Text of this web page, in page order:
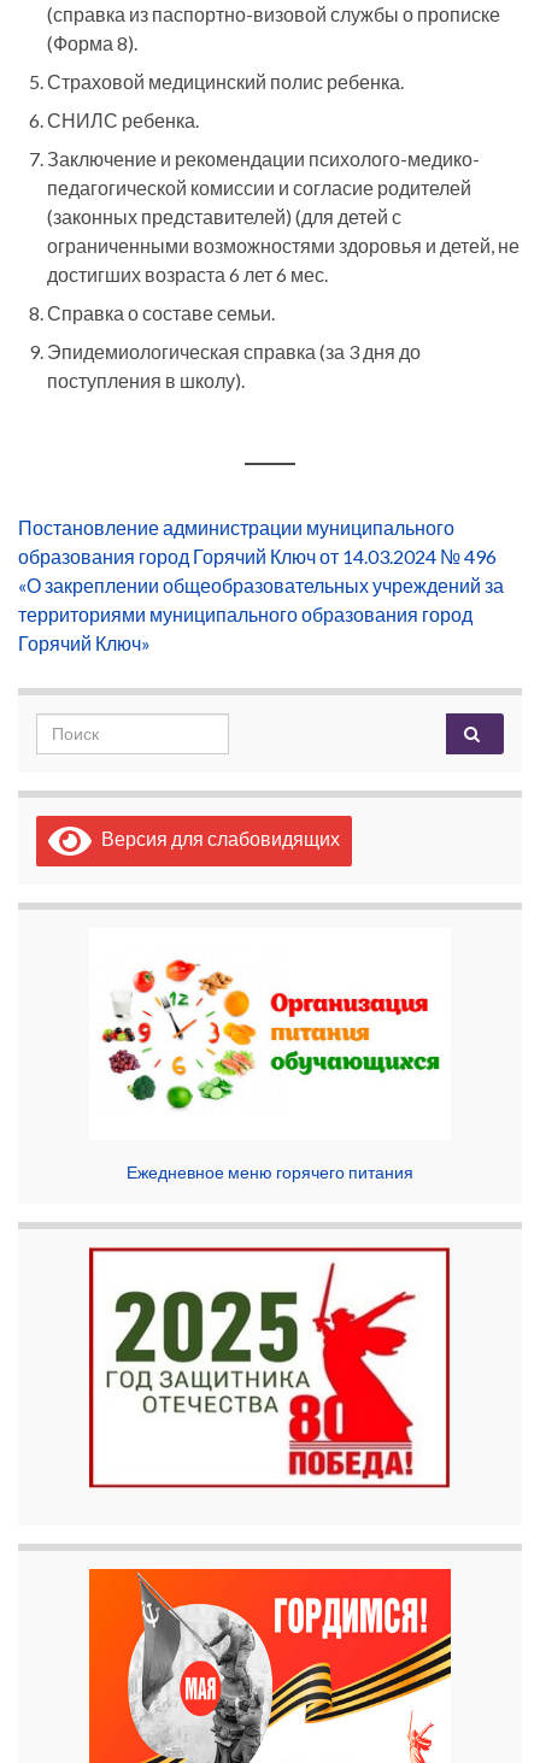
(справка из паспортно-визовой службы о прописке
(Форма 8).
Страховой медицинский полис ребенка.
СНИЛС ребенка.
Заключение и рекомендации психолого-медико-
педагогической комиссии и согласие родителей
(законных представителей) (для детей с
ограниченными возможностями здоровья и детей, не
достигших возраста 6 лет 6 мес.
Справка о составе семьи.
Эпидемиологическая справка (за 3 дня до
поступления в школу).
Постановление администрации муниципального
образования город Горячий Ключ от 14.03.2024 № 496
«О закреплении общеобразовательных учреждений за
территориями муниципального образования город
Горячий Ключ»
Search for:
Версия для слабовидящих
Ежедневное меню горячего питания